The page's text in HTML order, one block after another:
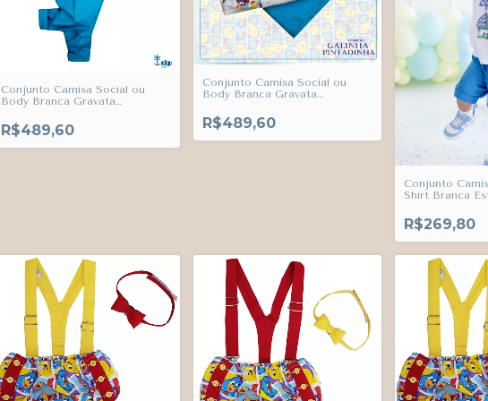
Conjunto Camisa Social ou
Body Branca Gravata
Galinha Pintadinha e Calça
Esporte Fino Azul Turquesa
Índigo Trend
R$489,60
Conjunto Camisa Social ou
Body Branca Gravata
Galinha Pintadinha e Bermuda
Esporte Fino Azul Turquesa
Índigo Trend
R$489,60
Conjunto
Shirt Branca
Criança e
Esporte Fino
R$269,80